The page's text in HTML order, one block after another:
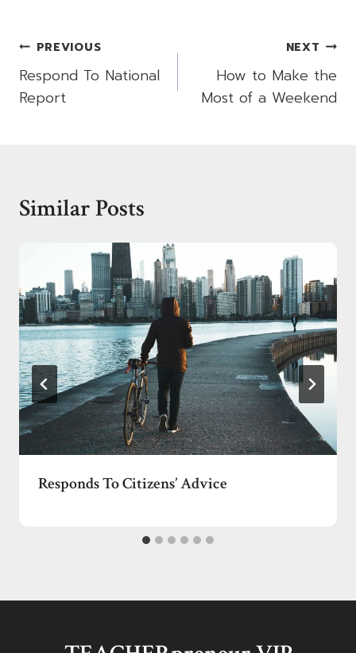
Post
Navigation
PREVIOUS
Respond To National
Report
NEXT
How to Make the
Most of a Weekend
Similar Posts
Responds To Citizens’ Advice